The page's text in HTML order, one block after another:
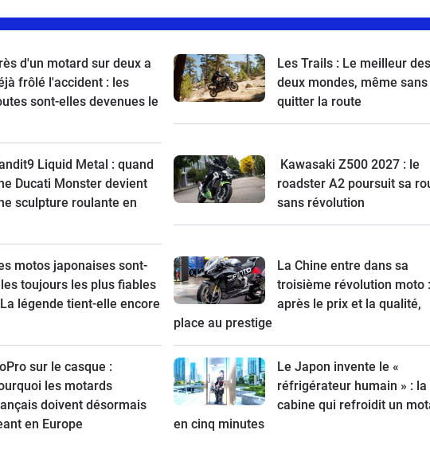
d'un motard sur deux a
frôlé l'accident : les
sont-elles devenues le
Les Trails : Le meilleur des
deux mondes, même sans
quitter la route
Liquid Metal : quand
Ducati Monster devient
sculpture roulante en
Kawasaki Z500 2027 : le
roadster A2 poursuit sa
sans révolution
motos japonaises sont-
toujours les plus fiables
légende tient-elle encore
La Chine entre dans sa
troisième révolution moto :
après le prix et la qualité,
place au prestige
sur le casque :
les motards
doivent désormais
en Europe
Le Japon invente le «
réfrigérateur humain » : la
cabine qui refroidit un
en cinq minutes